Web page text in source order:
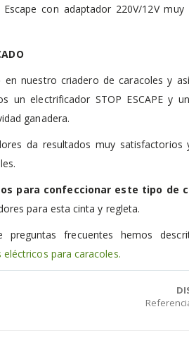
con adaptador 220V/12V muy
en nuestro criadero de caracoles y
un electrificador STOP ESCAPE y
ganadera.
da resultados muy satisfactorios
para confeccionar este tipo de
para esta cinta y regleta.
frecuentes hemos
para caracoles.